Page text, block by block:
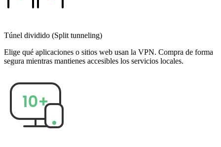
Túnel dividido (Split tunneling)
Elige qué aplicaciones o sitios web usan la VPN. Compra de forma
segura mientras mantienes accesibles los servicios locales.